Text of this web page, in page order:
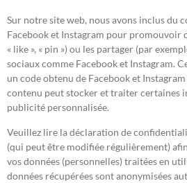
Sur notre site web, nous avons inclus du
Facebook et Instagram pour promouvoir
« like », « pin ») ou les partager (par
sociaux comme Facebook et Instagram.
un code obtenu de Facebook et
contenu peut stocker et traiter certaines
publicité personnalisée.
Veuillez lire la déclaration de
(qui peut être modifiée régulièrement)
vos données (personnelles) traitées en
données récupérées sont anonymisées